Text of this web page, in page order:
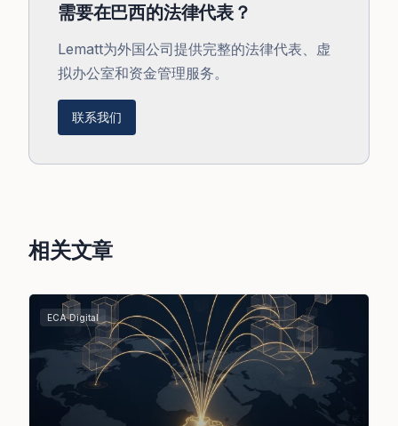
需要在巴西的法律代表？
Lematt为外国公司提供完整的法律代表、虚
拟办公室和资金管理服务。
联系我们
相关文章
ECA Digital